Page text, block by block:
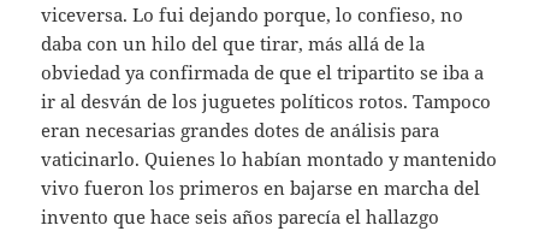
viceversa. Lo fui dejando porque, lo confieso, no
daba con un hilo del que tirar, más allá de la
obviedad ya confirmada de que el tripartito se iba a
ir al desván de los juguetes políticos rotos. Tampoco
eran necesarias grandes dotes de análisis para
vaticinarlo. Quienes lo habían montado y mantenido
vivo fueron los primeros en bajarse en marcha del
invento que hace seis años parecía el hallazgo